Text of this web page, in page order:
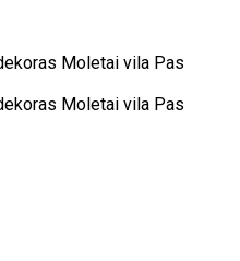
Moletai vila Pas
Moletai vila Pas